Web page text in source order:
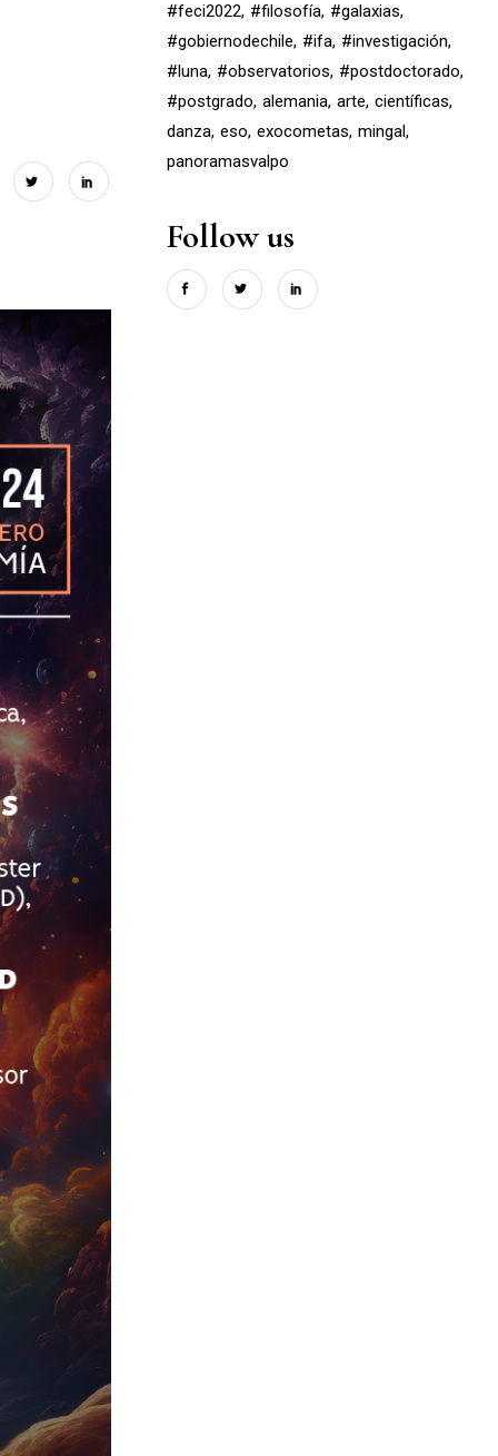
#feci2022 #filosofía #galaxias
#gobiernodechile #ifa #investigación
#luna #observatorios #postdoctorado
#postgrado alemania arte científicas
danza eso exocometas mingal
panoramasvalpo
Follow us